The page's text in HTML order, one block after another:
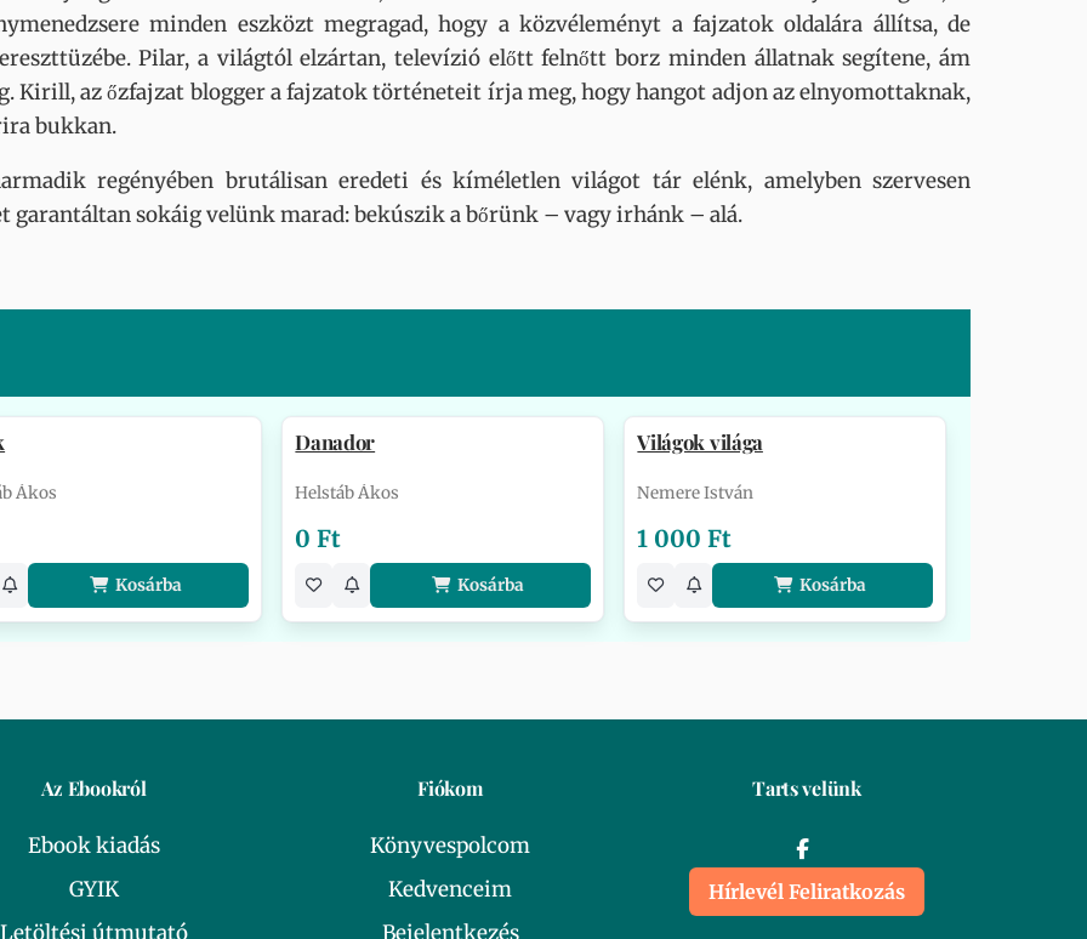
minden eszközt megragad, hogy a közvéleményt a fajzatok oldalára állítsa, de
Pilar, a világtól elzártan, televízió előtt felnőtt borz minden állatnak segítene, ám
Kirill, az őzfajzat blogger a fajzatok történeteit írja meg, hogy hangot adjon az elnyomottaknak,
bukkan.
regényében brutálisan eredeti és kíméletlen világot tár elénk, amelyben szervesen
garantáltan sokáig velünk marad: bekúszik a bőrünk – vagy irhánk – alá.
Ákos
Kosárba
Danador
Helstáb Ákos
0 Ft
Kosárba
Világok világa
Nemere István
1 000 Ft
Kosárba
Az Ebookról
Ebook kiadás
GYIK
Letöltési útmutató
Fiókom
Könyvespolcom
Kedvenceim
Bejelentkezés
Tarts velünk
Hírlevél Feliratkozás